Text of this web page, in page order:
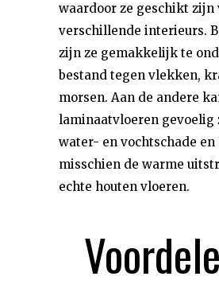
waardoor ze geschikt zijn
verschillende interieurs.
zijn ze gemakkelijk te
bestand tegen vlekken,
morsen. Aan de andere
laminaatvloeren gevoelig
water- en vochtschade en
misschien de warme
echte houten vloeren.